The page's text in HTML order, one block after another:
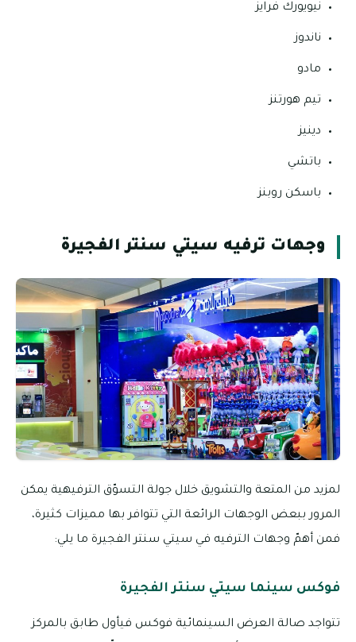
نيويورك فرايز
ناندوز
مادو
تيم هورتنز
دينيز
باتشي
باسكن روبنز
وجهات ترفيه سيتي سنتر الفجيرة
لمزيد من المتعة والتشويق خلال جولة التسوّق الترفيهية يمكن
المرور ببعض الوجهات الرائعة التي تتوافر بها مميزات كثيرة،
فمن أهمّ وجهات الترفيه في سيتي سنتر الفجيرة ما يلي:
فوكس سينما سيتي سنتر الفجيرة
تتواجد صالة العرض السينمائية فوكس فيأول طابق بالمركز